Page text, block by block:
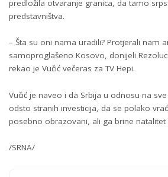
predložila otvaranje granica, da tamo
predstavništva.
– Šta su oni nama uradili? Protjerali nam
samoproglašeno Kosovo, donijeli
rekao je Vučić večeras za TV Hepi.
Vučić je naveo i da Srbija u odnosu na
odsto stranih investicija, da se polako
posebno obrazovani, ali ga brine natalitet
/SRNA/